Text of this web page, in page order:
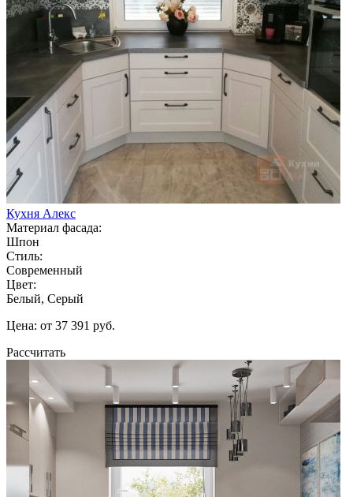
Кухня Алекс
Материал фасада:
Шпон
Стиль:
Современный
Цвет:
Белый, Серый
Цена: от 37 391 руб.
Рассчитать